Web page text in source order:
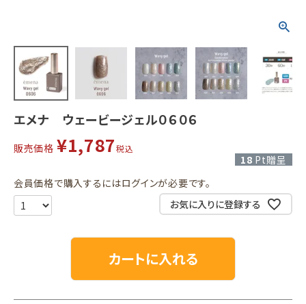
エメナ ウェービージェル０６０６
販売価格 ¥1,787税込
18 Pt贈呈
会員価格で購入するにはログインが必要です。
お気に入りに登録する
カートに入れる